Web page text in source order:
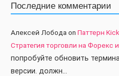
Последние комментарии
Алексей Лобода on Паттерн
Стратегия торговли на Форекс
попробуйте обновить
версии. должн…